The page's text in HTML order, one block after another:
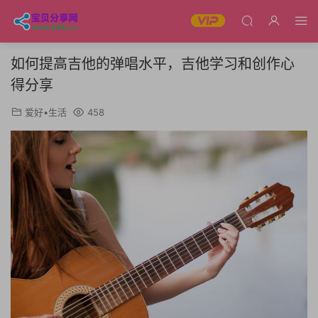
如何提高吉他的弹唱水平，吉他学习和创作心
得分享
爱好•生活 458